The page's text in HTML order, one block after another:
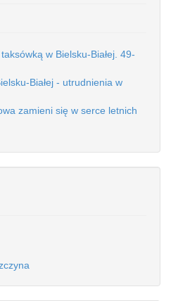
w Bielsku-Białej. 49-
Białej - utrudnienia w
zamieni się w serce letnich